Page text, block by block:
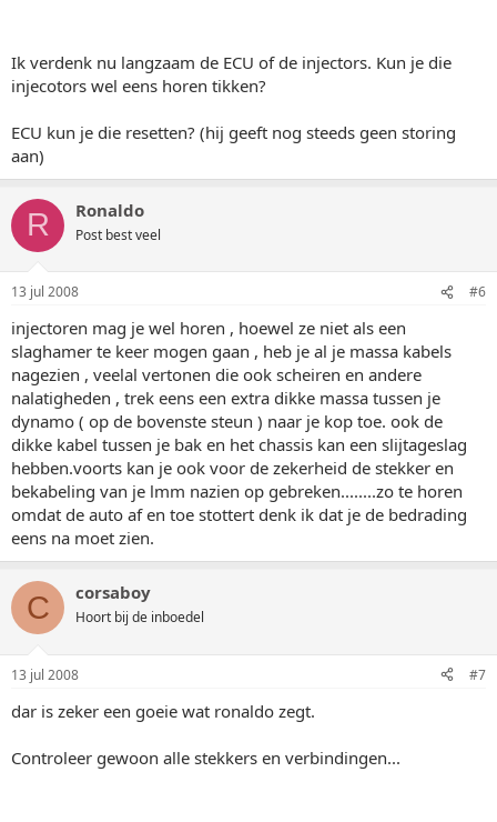
Ik verdenk nu langzaam de ECU of de injectors. Kun je die
injecotors wel eens horen tikken?
ECU kun je die resetten? (hij geeft nog steeds geen storing
aan)
R Ronaldo
Post best veel
13 jul 2008 #6
injectoren mag je wel horen , hoewel ze niet als een
slaghamer te keer mogen gaan , heb je al je massa kabels
nagezien , veelal vertonen die ook scheiren en andere
nalatigheden , trek eens een extra dikke massa tussen je
dynamo ( op de bovenste steun ) naar je kop toe. ook de
dikke kabel tussen je bak en het chassis kan een slijtageslag
hebben.voorts kan je ook voor de zekerheid de stekker en
bekabeling van je lmm nazien op gebreken........zo te horen
omdat de auto af en toe stottert denk ik dat je de bedrading
eens na moet zien.
C corsaboy
Hoort bij de inboedel
13 jul 2008 #7
dar is zeker een goeie wat ronaldo zegt.
Controleer gewoon alle stekkers en verbindingen...